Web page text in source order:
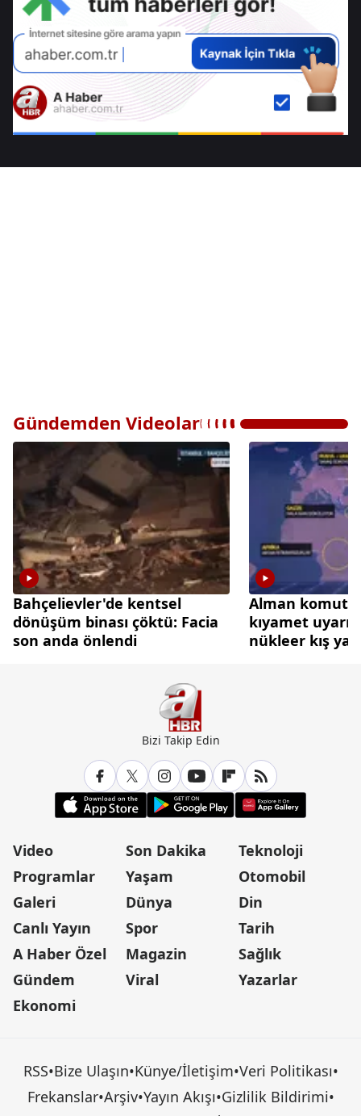
Gündemden Videolar
Bahçelievler'de kentsel
dönüşüm binası çöktü: Facia
son anda önlendi
Alman
kıyamet
nükleer kış
Bizi Takip Edin
Video
Programlar
Galeri
Canlı Yayın
A Haber Özel
Gündem
Ekonomi
Son Dakika
Yaşam
Dünya
Spor
Magazin
Viral
Teknoloji
Otomobil
Din
Tarih
Sağlık
Yazarlar
RSS•Bize Ulaşın•Künye/İletişim•Veri Politikası•
Frekanslar•Arşiv•Yayın Akışı•Gizlilik Bildirimi•